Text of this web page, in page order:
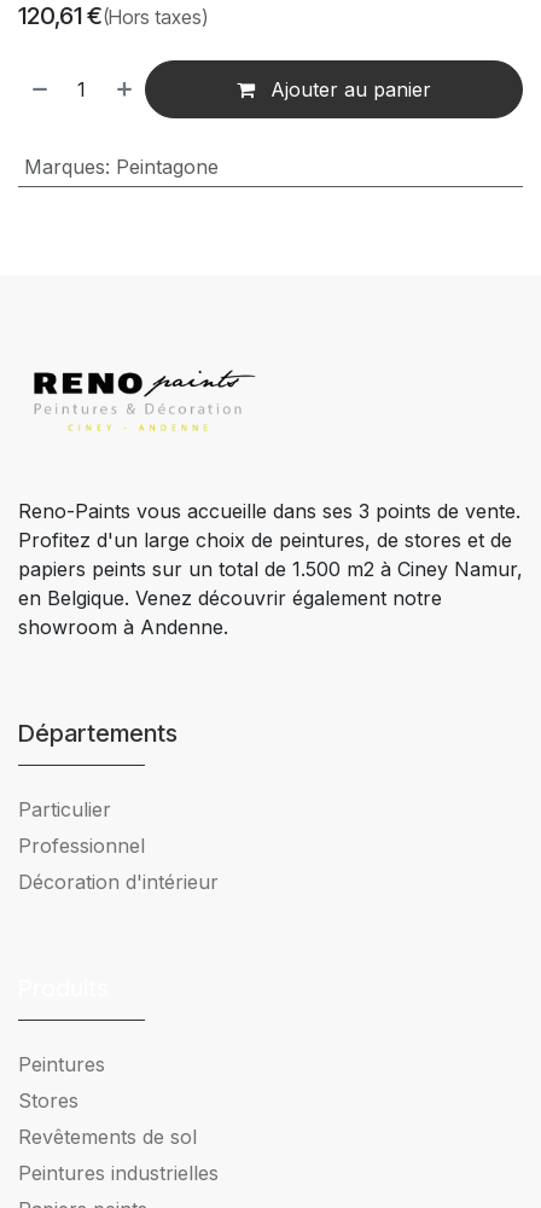
120,61€(Hors taxes)
Ajouter au panier
Marques: Peintagone
Reno-Paints vous accueille dans ses 3 points de vente.
Profitez d'un large choix de peintures, de stores et de
papiers peints sur un total de 1.500 m2 à Ciney Namur,
en Belgique. Venez découvrir également notre
showroom à Andenne.
Départements
Particulier
Professionnel
Décoration d'intérieur
Peintures
Stores
Revêtements de sol
Peintures industrielles